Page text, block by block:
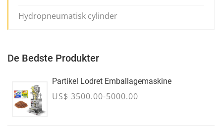
Hydropneumatisk cylinder
De Bedste Produkter
Partikel Lodret Emballagemaskine
US$ 3500.00-5000.00